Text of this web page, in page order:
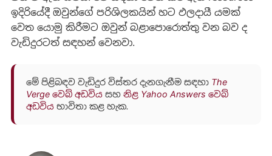
ඉදිරියේදී ඔවුන්ගේ පරිශිලකයින් හට ඵලදායී යමක්
වෙත යොමු කිරීමට ඔවුන් බළාපොරොත්තු වන බව ද
වැඩිදුරටත් සඳහන් වෙනවා.
මේ පිළිබඳව වැඩිදුර විස්තර දැනගැනීම සඳහා The
Verge වෙබ් අඩවියසහ නිළ Yahoo Answers වෙබ්
අඩවියභාවිතා කළ හැක.